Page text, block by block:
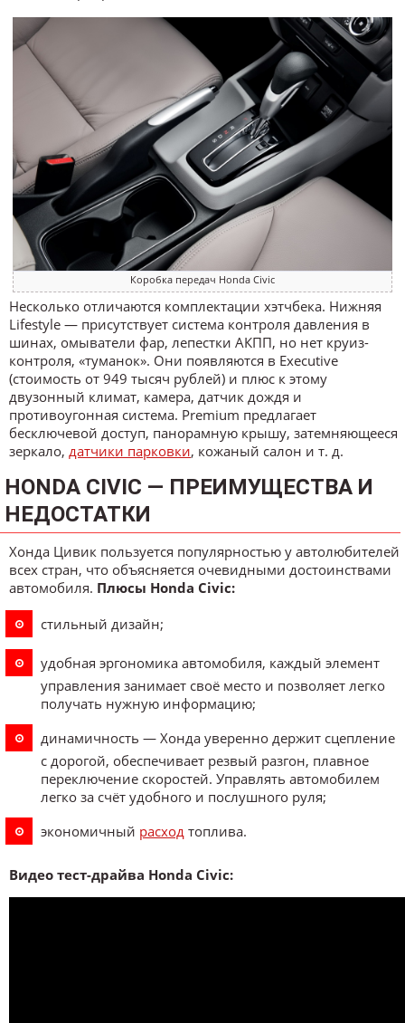
Коробка передач Honda Civic
Несколько отличаются комплектации хэтчбека. Нижняя
Lifestyle — присутствует система контроля давления в
шинах, омыватели фар, лепестки АКПП, но нет круиз-
контроля, «туманок». Они появляются в Executive
(стоимость от 949 тысяч рублей) и плюс к этому
двузонный климат, камера, датчик дождя и
противоугонная система. Premium предлагает
бесключевой доступ, панорамную крышу, затемняющееся
зеркало, датчики парковки, кожаный салон и т. д.
HONDA CIVIC — ПРЕИМУЩЕСТВА И
НЕДОСТАТКИ
Хонда Цивик пользуется популярностью у автолюбителей
всех стран, что объясняется очевидными достоинствами
автомобиля. Плюсы Honda Civic:
стильный дизайн;
удобная эргономика автомобиля, каждый элемент
управления занимает своё место и позволяет легко
получать нужную информацию;
динамичность — Хонда уверенно держит сцепление
с дорогой, обеспечивает резвый разгон, плавное
переключение скоростей. Управлять автомобилем
легко за счёт удобного и послушного руля;
экономичный расход топлива.
Видео тест-драйва Honda Civic: